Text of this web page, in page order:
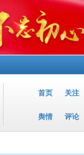
首页 关注
舆情 评论